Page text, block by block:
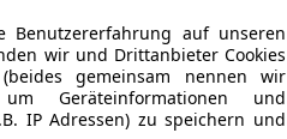
Benutzererfahrung auf unseren
wir und Drittanbieter Cookies
gemeinsam nennen wir
um Geräteinformationen und
IP Adressen) zu speichern und